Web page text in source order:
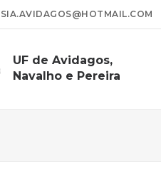
UF de Avidagos,
Navalho e Pereira